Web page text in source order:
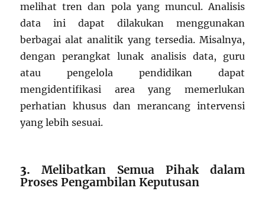
melihat tren dan pola yang muncul. Analisis
data ini dapat dilakukan menggunakan
berbagai alat analitik yang tersedia. Misalnya,
dengan perangkat lunak analisis data, guru
atau pengelola pendidikan dapat
mengidentifikasi area yang memerlukan
perhatian khusus dan merancang intervensi
yang lebih sesuai.
3.Melibatkan Semua Pihak dalam
Proses Pengambilan Keputusan